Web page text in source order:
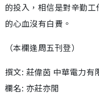
的投入，相信是對辛勤
的心血沒有白費。
（本欄逢周五刊登）
撰文: 莊偉茵 中華電力有
欄名: 亦莊亦閒